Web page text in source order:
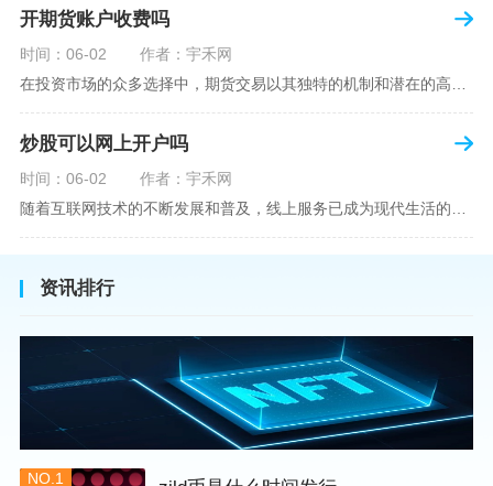
开期货账户收费吗
时间：06-02
作者：宇禾网
炒股可以网上开户吗
时间：06-02
作者：宇禾网
资讯排行
NO.1